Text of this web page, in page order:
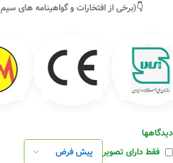
👇(برخی از افتخارات و گواهینامه های
دیدگاهها
فقط دارای تصویر